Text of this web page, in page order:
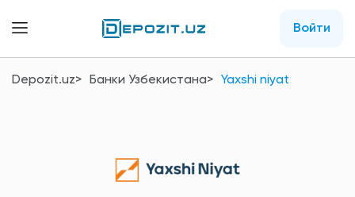
Войти
Depozit.uz Банки Узбекистана Yaxshi niyat